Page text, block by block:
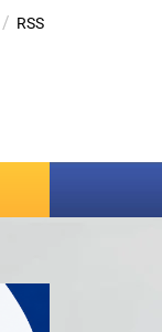
/ RSS